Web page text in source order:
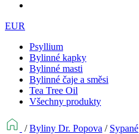
EUR
Psyllium
Bylinné kapky
Bylinné masti
Bylinné čaje a směsi
Tea Tree Oil
Všechny produkty
/Byliny Dr. Popova / Sypané